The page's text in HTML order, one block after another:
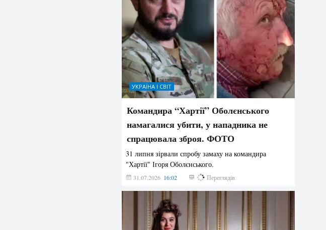
УКРАЇНА І СВІТ
Командира “Хартії” Оболєнського
намагалися убити, у нападника не
спрацювала зброя. ФОТО
31 липня зірвали спробу замаху на командира
"Хартії" Ігоря Оболєнського.
31.07.2026 16:02 192 Переглядів